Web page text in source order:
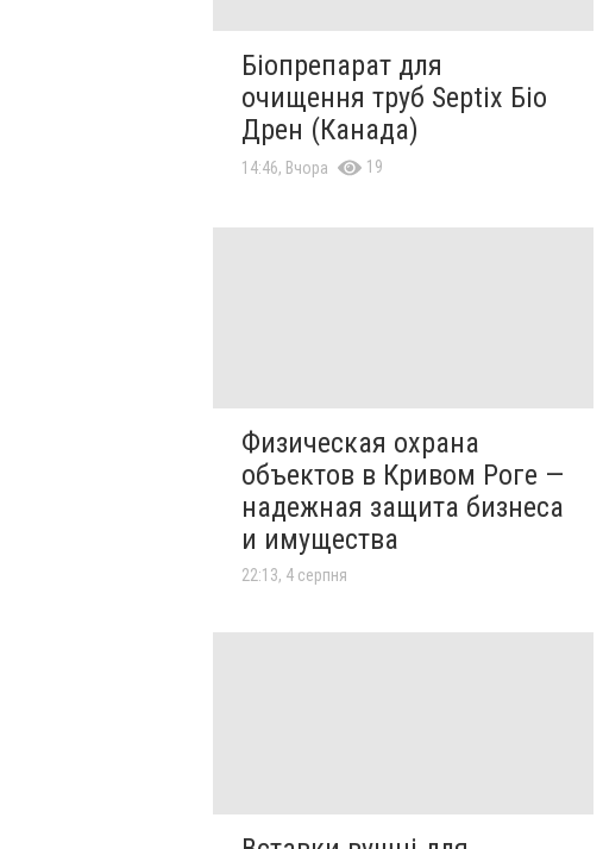
Біопрепарат для
очищення труб Septix Біо
Дрен (Канада)
14:46, Вчора 19
Физическая охрана
объектов в Кривом Роге —
надежная защита бизнеса
и имущества
22:13, 4 серпня